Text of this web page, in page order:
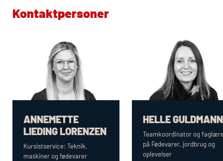
Kontaktpersoner
ANNEMETTE
LIEDING LORENZEN
Kursistservice: Teknik,
maskiner og fødevarer
HELLE GULDMANN
Teamkoordinator og
på Fødevarer, jordbrug og
oplevelser